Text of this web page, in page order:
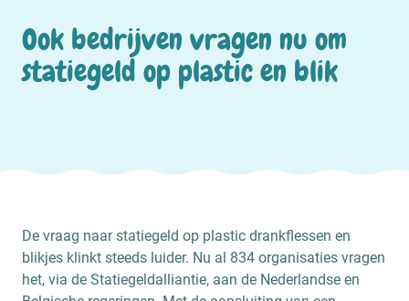
Ook bedrijven vragen nu om
statiegeld op plastic en blik
De vraag naar statiegeld op plastic drankflessen en
blikjes klinkt steeds luider. Nu al 834 organisaties vragen
het, via de Statiegeldalliantie, aan de Nederlandse en